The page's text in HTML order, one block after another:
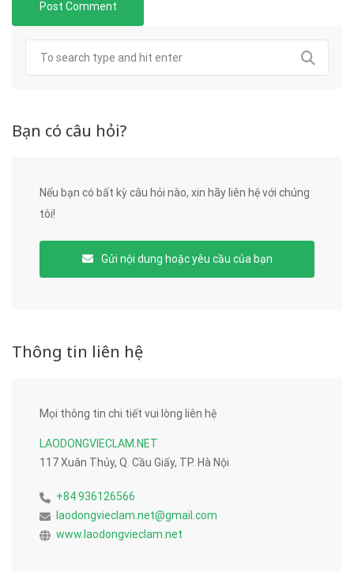
Bạn có câu hỏi?
Nếu bạn có bất kỳ câu hỏi nào, xin hãy liên hệ với chúng
tôi!
Gửi nội dung hoặc yêu cầu của bạn
Thông tin liên hệ
Mọi thông tin chi tiết vui lòng liên hệ
LAODONGVIECLAM.NET
117 Xuân Thủy, Q. Cầu Giấy, TP. Hà Nội
+84 936126566
laodongvieclam.net@gmail.com
www.laodongvieclam.net